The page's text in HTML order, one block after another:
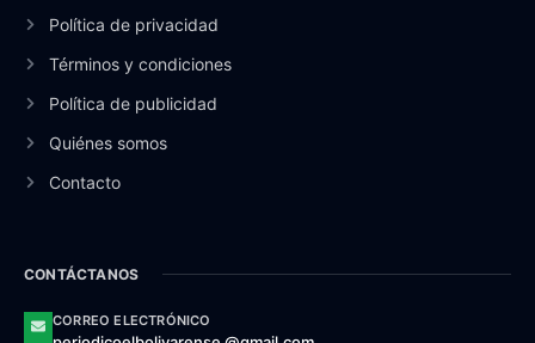
Política de privacidad
Términos y condiciones
Política de publicidad
Quiénes somos
Contacto
CONTÁCTANOS
CORREO ELECTRÓNICO